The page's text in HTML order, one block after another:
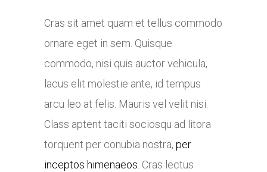
Cras sit amet quam et tellus commodo
ornare eget in sem. Quisque
commodo, nisi quis auctor vehicula,
lacus elit molestie ante, id tempus
arcu leo at felis. Mauris vel velit nisi.
Class aptent taciti sociosqu ad litora
torquent per conubia nostra, per
inceptos himenaeos. Cras lectus